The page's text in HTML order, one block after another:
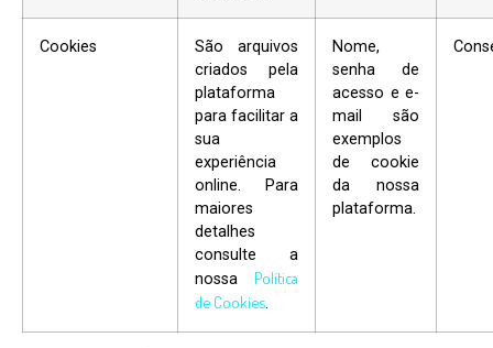
Cookies
São arquivos
criados pela
plataforma
para facilitar a
sua
experiência
online. Para
maiores
detalhes
consulte a
nossa Política
de Cookies.
Nome,
senha de
acesso e e-
mail são
exemplos
de cookie
da nossa
plataforma.